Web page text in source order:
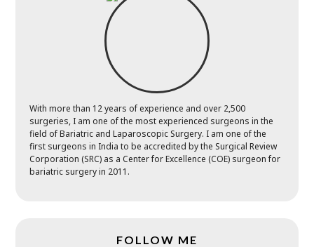
With more than 12 years of experience and over 2,500
surgeries, I am one of the most experienced surgeons in the
field of Bariatric and Laparoscopic Surgery. I am one of the
first surgeons in India to be accredited by the Surgical Review
Corporation (SRC) as a Center for Excellence (COE) surgeon for
bariatric surgery in 2011.
FOLLOW ME